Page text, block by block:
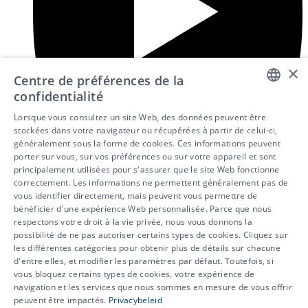
© 2026 - IDEWE
Protection de la vie privée
FRENCH
ENGLISH
×
Centre de préférences de la
confidentialité
Lorsque vous consultez un site Web, des données peuvent être
stockées dans votre navigateur ou récupérées à partir de celui-ci,
généralement sous la forme de cookies. Ces informations peuvent
porter sur vous, sur vos préférences ou sur votre appareil et sont
principalement utilisées pour s'assurer que le site Web fonctionne
correctement. Les informations ne permettent généralement pas de
vous identifier directement, mais peuvent vous permettre de
bénéficier d'une expérience Web personnalisée. Parce que nous
respectons votre droit à la vie privée, nous vous donnons la
possibilité de ne pas autoriser certains types de cookies. Cliquez sur
les différentes catégories pour obtenir plus de détails sur chacune
d'entre elles, et modifier les paramètres par défaut. Toutefois, si
vous bloquez certains types de cookies, votre expérience de
navigation et les services que nous sommes en mesure de vous offrir
peuvent être impactés. Privacybeleid